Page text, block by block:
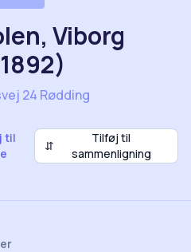
til
⇵
Tilføj til
sammenligning
Viborg
24 Rødding